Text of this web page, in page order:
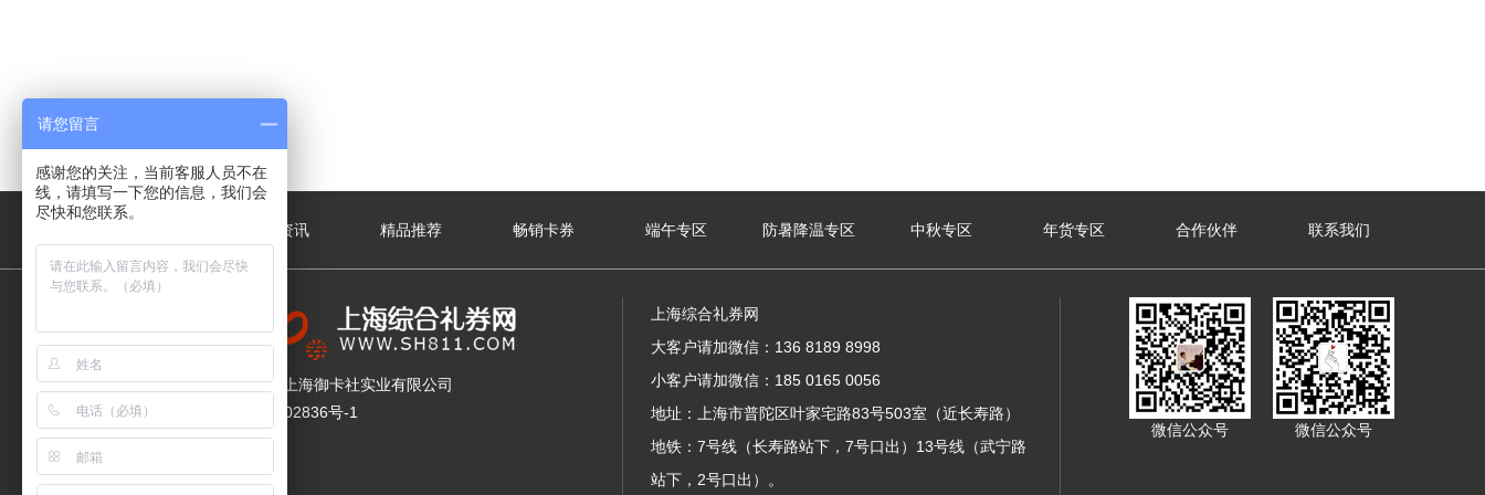
新闻资讯 精品推荐 畅销卡券 端午专区 防暑降温专区 中秋专区 年货专区 合作伙伴 联系我们
版权所有 © 上海御卡社实业有限公司
沪ICP备17002836号-1
上海综合礼券网
大客户请加微信：136 8189 8998
小客户请加微信：185 0165 0056
地址：上海市普陀区叶家宅路83号503室（近长寿路）
地铁：7号线（长寿路站下，7号口出）13号线（武宁路
站下，2号口出）。
微信公众号
微信公众号
请您留言
感谢您的关注，当前客服人员不在
线，请填写一下您的信息，我们会
尽快和您联系。